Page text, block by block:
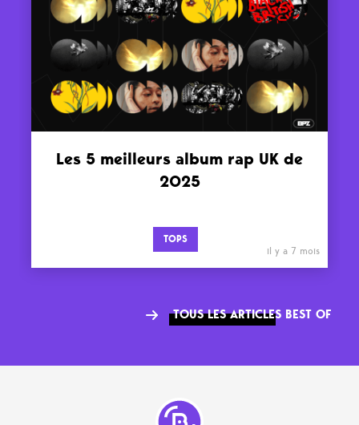
Les 5 meilleurs album rap UK de
2025
TOPS
il y a 7 mois
TOUS LES ARTICLES BEST OF